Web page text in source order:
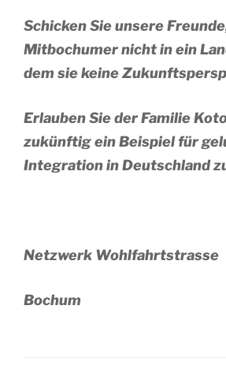
Schicken Sie unsere
Mitbochumer nicht in ein
dem sie keine
Erlauben Sie der Familie
zukünftig ein Beispiel für
Integration in Deutschland
Netzwerk Wohlfahrtstrasse
Bochum